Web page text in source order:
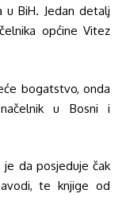
u BiH. Jedan detalj
općine Vitez
bogatstvo, onda
u Bosni i
je da posjeduje čak
te knjige od